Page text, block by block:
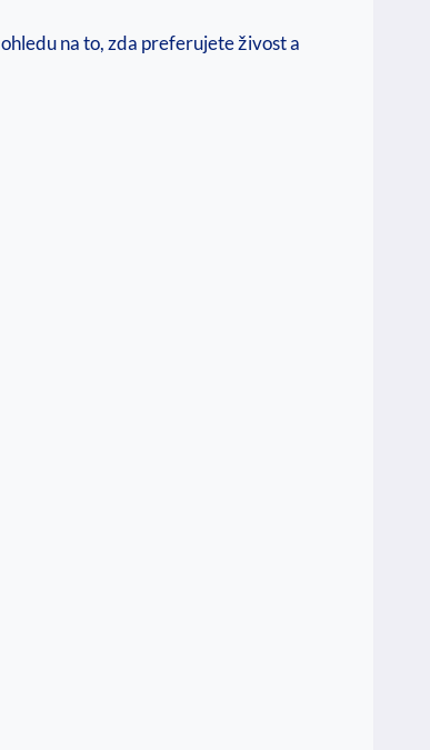
na to, zda preferujete živost a